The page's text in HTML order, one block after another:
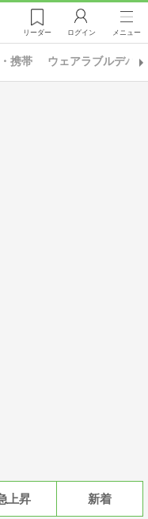
リーダー ログイン メニュー
携帯 ウェアラブルデバ
上昇 新着